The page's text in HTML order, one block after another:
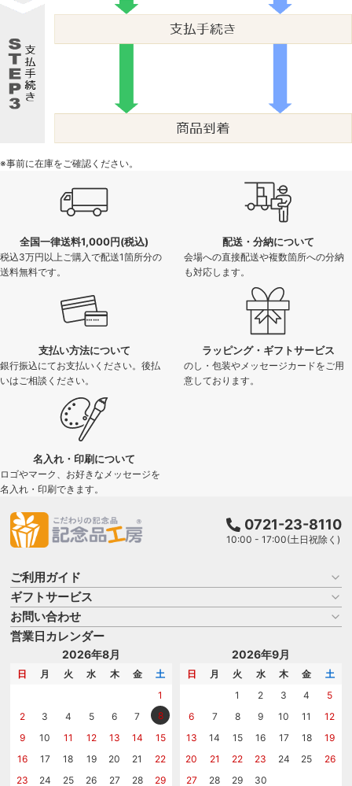
※事前に在庫をご確認ください。
全国一律送料1,000円(税込)
税込3万円以上ご購入で配送1箇所分の
送料無料です。
配送・分納について
会場への直接配送や複数箇所への分納
も対応します。
支払い方法について
銀行振込にてお支払いください。後払
いはご相談ください。
ラッピング・ギフトサービス
のし・包装やメッセージカードをご用
意しております。
名入れ・印刷について
ロゴやマーク、お好きなメッセージを
名入れ・印刷できます。
0721-23-8110
10:00 - 17:00(土日祝除く)
ご利用ガイド
お買い物ガイド
よくある質問
はじめての記念品選び
記念品工房の使い方
ギフトサービス
名入れについて
のし
メッセージカード
お問い合わせ
商品選びを相談する
名入れについて相談する
カタログを請求する
営業日カレンダー
2026年8月
日 月 火 水 木 金
土
1
2
3 4 5 6 7
8
9
10 11 12 13 14
15
16
17 18 19 20 21
22
23
24 25 26 27 28 29
2026年9月
日 月 火 水 木 金
土
1
2 3 4
5
6
7 8 9 10 11
12
13
14 15 16 17 18
19
20
21 22 23 24 25
26
27
28 29 30